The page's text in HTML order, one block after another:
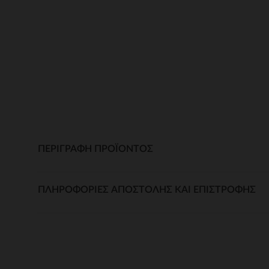
ΠΕΡΙΓΡΑΦΉ ΠΡΟΪΌΝΤΟΣ
ΠΛΗΡΟΦΟΡΊΕΣ ΑΠΟΣΤΟΛΉΣ ΚΑΙ ΕΠΙΣΤΡΟΦΉΣ